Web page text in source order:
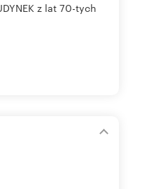
z lat 70-tych